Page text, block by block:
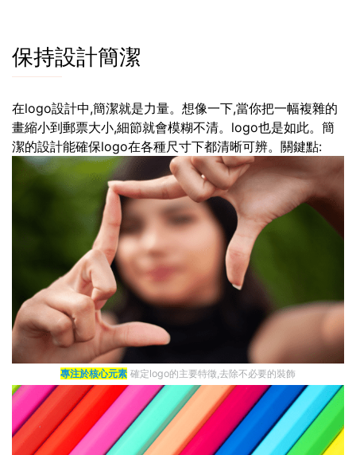
保持設計簡潔
在logo設計中,簡潔就是力量。想像一下,當你把一幅複雜的
畫縮小到郵票大小,細節就會模糊不清。logo也是如此。簡
潔的設計能確保logo在各種尺寸下都清晰可辨。關鍵點:
專注於核心元素 確定logo的主要特徵,去除不必要的裝飾